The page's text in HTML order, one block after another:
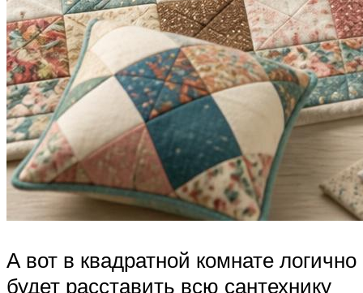
А вот в квадратной комнате логично
будет расставить всю сантехнику